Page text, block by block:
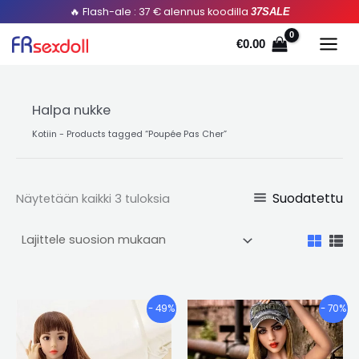
🔥 Flash-ale : 37 € alennus koodilla 37SALE
€0.00
Halpa nukke
Kotiin - Products tagged “Poupée Pas Cher”
Näytetään kaikki 3 tuloksia
Lajiteltu
suosion
mukaan
Suodatettu
- 49%
Hintaluokka:
€427.50
Tällä
tuotteella
on
- 70%
€674.92
kautta
Tällä
on